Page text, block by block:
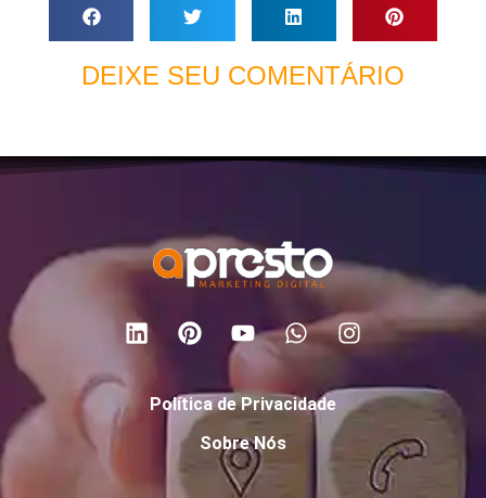
DEIXE SEU COMENTÁRIO
Política de Privacidade
Sobre Nós